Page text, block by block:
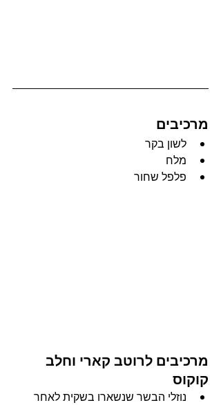
מרכיבים
לשון בקר
מלח
פלפל שחור
מרכיבים לרוטב קארי וחלב
קוקוס
נוזלי הבשר שנשארו בשקית לאחר